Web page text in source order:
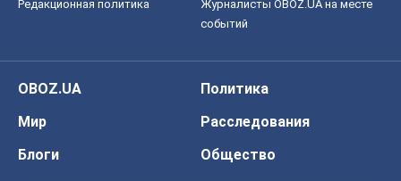
Редакционная политика
Журналисты OBOZ.UA на месте
событий
OBOZ.UA
Политика
Мир
Расследования
Блоги
Общество